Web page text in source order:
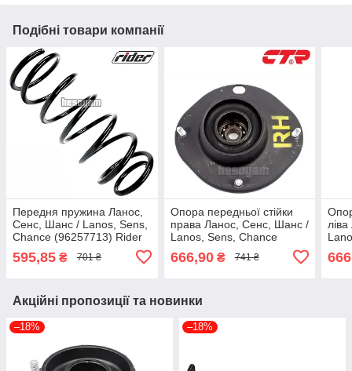
Подібні товари компанії
Передня пружина Ланос,
Сенс, Шанс / Lanos, Sens,
Chance (96257713) Rider
595,85 ₴ 701 ₴
Опора передньої стійки
права Ланос, Сенс, Шанс /
Lanos, Sens, Chance
(96444920) CTR CMKD-6R
666,90₴ 741 ₴
Акційні пропозиції та новинки
–18% –18%